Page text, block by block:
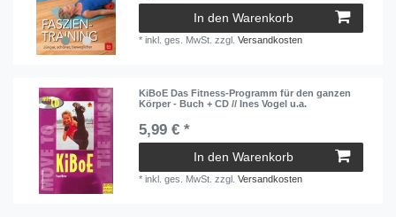
In den Warenkorb
*inkl. ges. MwSt. zzgl.Versandkosten
KiBoE Das Fitness-Programm für den ganzen
Körper - Buch + CD // Ines Vogel u.a.
5,99 € *
In den Warenkorb
*inkl. ges. MwSt. zzgl.Versandkosten